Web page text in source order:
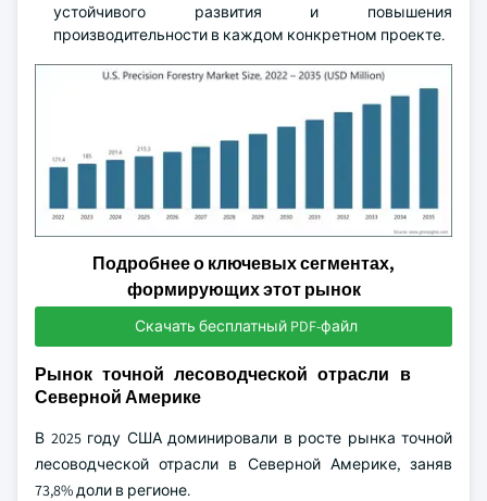
устойчивого развития и повышения
производительности в каждом конкретном проекте.
Подробнее о ключевых сегментах,
формирующих этот рынок
Скачать бесплатный PDF-файл
Рынок точной лесоводческой отрасли в
Северной Америке
В 2025 году США доминировали в росте рынка точной
лесоводческой отрасли в Северной Америке, заняв
73,8% доли в регионе.